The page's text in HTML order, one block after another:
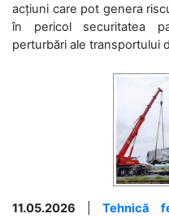
acțiuni care pot genera
în pericol securitatea
perturbări ale transportului
11.05.2026 |Tehnică